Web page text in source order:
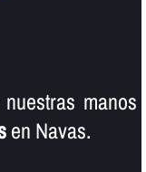
manos
en Navas.